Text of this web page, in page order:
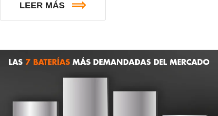
LEER MÁS